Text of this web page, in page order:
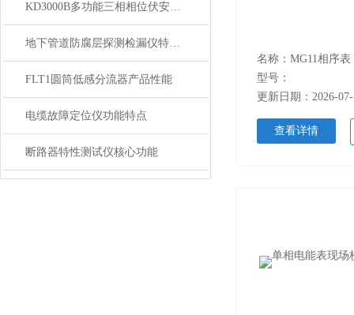
KD3000B多功能三相相位伏安表安全须知
地下管道防腐层探测检漏仪特点与技术参数
FLT1圆筒低感分流器产品性能
电缆故障定位仪功能特点
断路器特性测试仪核心功能
名称：MG11相序表
型号：
更新日期：2026-
查看详情